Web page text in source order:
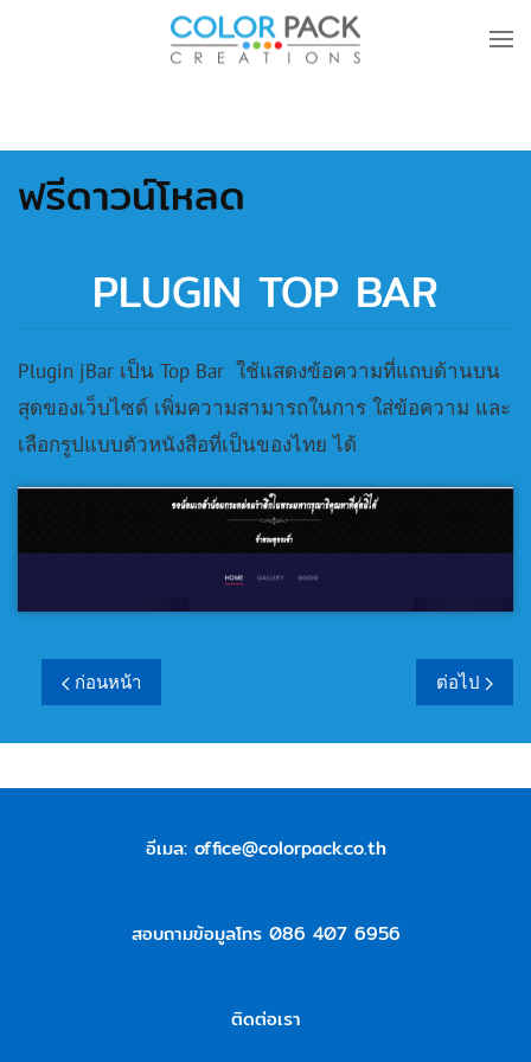
Skip to main content
ฟรีดาวน์โหลด
PLUGIN TOP BAR
Plugin jBar เป็น Top Bar ใช้แสดงข้อความที่แถบด้านบน
สุดของเว็บไซต์ เพิ่มความสามารถในการ ใส่ข้อความ และ
เลือกรูปแบบตัวหนังสือที่เป็นของไทย ได้
ก่อนหน้า ต่อไป
อีเมล: office@colorpack.co.th
สอบถามข้อมูลโทร 086 407 6956
ติดต่อเรา